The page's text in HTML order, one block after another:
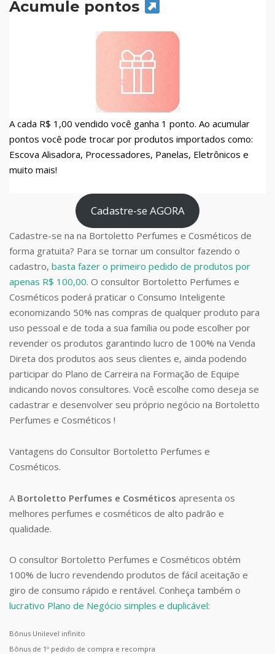
Acumule pontos
A cada R$ 1,00 vendido você ganha 1 ponto. Ao acumular
pontos você pode trocar por produtos importados como:
Escova Alisadora, Processadores, Panelas, Eletrônicos e
muito mais!
Cadastre-se AGORA
Cadastre-se na na Bortoletto Perfumes e Cosméticos de
forma gratuita? Para se tornar um consultor fazendo o
cadastro, basta fazer o primeiro pedido de produtos por
apenas R$ 100,00. O consultor Bortoletto Perfumes e
Cosméticos poderá praticar o Consumo Inteligente
economizando 50% nas compras de qualquer produto para
uso pessoal e de toda a sua família ou pode escolher por
revender os produtos garantindo lucro de 100% na Venda
Direta dos produtos aos seus clientes e, ainda podendo
participar do Plano de Carreira na Formação de Equipe
indicando novos consultores. Você escolhe como deseja se
cadastrar e desenvolver seu próprio negócio na Bortoletto
Perfumes e Cosméticos !
Vantagens do Consultor Bortoletto Perfumes e
Cosméticos.
A Bortoletto Perfumes e Cosméticos apresenta os
melhores perfumes e cosméticos de alto padrão e
qualidade.
O consultor Bortoletto Perfumes e Cosméticos obtém
100% de lucro revendendo produtos de fácil aceitação e
giro de consumo rápido e rentável. Conheça também o
lucrativo Plano de Negócio simples e duplicável:
Bônus Unilevel infinito
Bônus de 1º pedido de compra e recompra